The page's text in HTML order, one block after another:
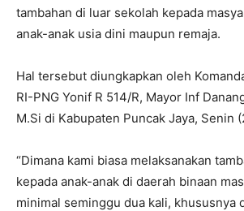
tambahan di luar sekolah kepada
anak-anak usia dini maupun remaja.
Hal tersebut diungkapkan oleh
RI-PNG Yonif R 514/R, Mayor Inf
M.Si di Kabupaten Puncak Jaya, Senin
“Dimana kami biasa melaksanakan
kepada anak-anak di daerah binaan
minimal seminggu dua kali, khususnya